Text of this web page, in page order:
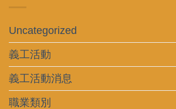
Uncategorized
義工活動
義工活動消息
職業類別